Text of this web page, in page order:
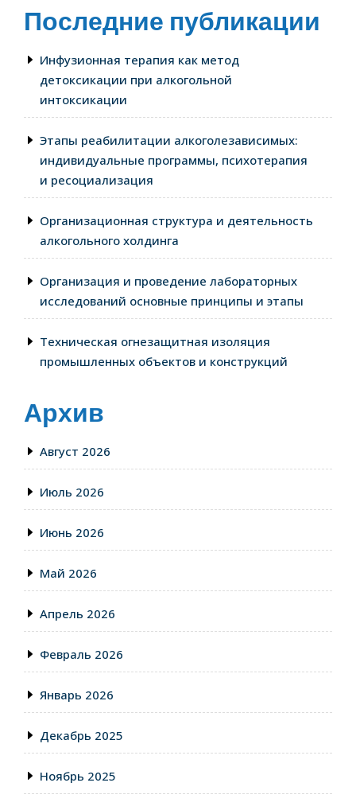
Последние публикации
Инфузионная терапия как метод
детоксикации при алкогольной
интоксикации
Этапы реабилитации алкоголезависимых:
индивидуальные программы, психотерапия
и ресоциализация
Организационная структура и деятельность
алкогольного холдинга
Организация и проведение лабораторных
исследований основные принципы и этапы
Техническая огнезащитная изоляция
промышленных объектов и конструкций
Архив
Август 2026
Июль 2026
Июнь 2026
Май 2026
Апрель 2026
Февраль 2026
Январь 2026
Декабрь 2025
Ноябрь 2025